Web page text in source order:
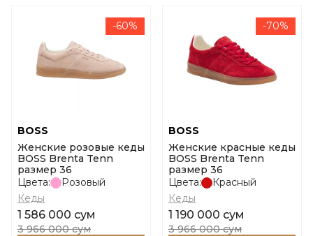
-60%
BOSS
Женские розовые кеды
BOSS Brenta Tenn
размер 36
Цвета:
Розовый
Кеды
1 586 000 сум
3 966 000 сум
-70%
BOSS
Женские красные кеды
BOSS Brenta Tenn
размер 36
Цвета:
Красный
Кеды
1 190 000 сум
3 966 000 сум